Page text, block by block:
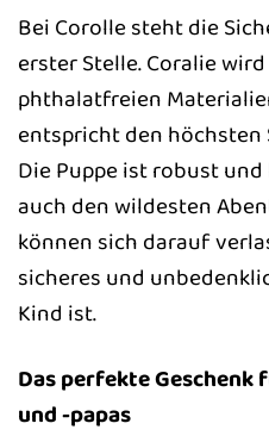
Bei Corolle steht die
erster Stelle. Coralie
phthalatfreien
entspricht den
Die Puppe ist robust
auch den wildesten
können sich darauf
sicheres und
Kind ist.
Das perfekte Geschenk
und -papas